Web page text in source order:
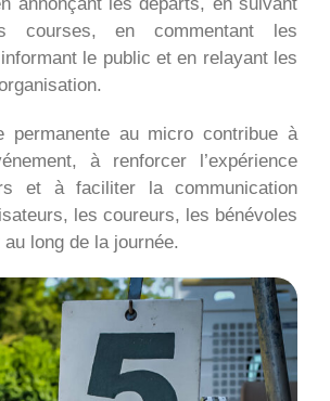
courses, en commentant les
le public et en relayant les
permanente au micro contribue à
à renforcer l’expérience
et à faciliter la communication
les coureurs, les bénévoles
long de la journée.